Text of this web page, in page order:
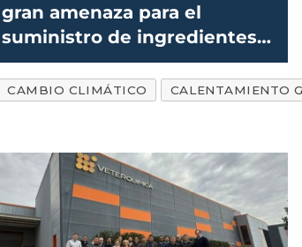
gran amenaza para el
suministro de ingredientes
marinos
CAMBIO CLIMÁTICO CALENTAMIENTO